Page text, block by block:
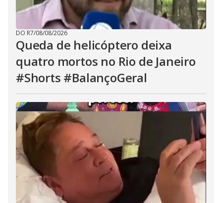
DO R7/08/08/2026
Queda de helicóptero deixa
quatro mortos no Rio de Janeiro
#Shorts #BalançoGeral